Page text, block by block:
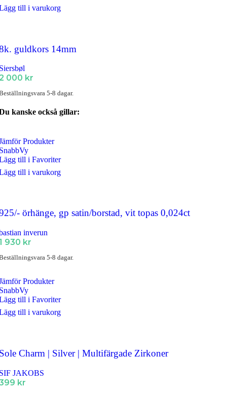
till i varukorg
guldkors 14mm
000 kr
5-8 dagar.
kanske också gillar:
Produkter
till i Favoriter
till i varukorg
örhänge, gp satin/borstad, vit topas 0,024ct
inverun
930 kr
5-8 dagar.
Produkter
till i Favoriter
till i varukorg
Charm | Silver | Multifärgade Zirkoner
JAKOBS
kr